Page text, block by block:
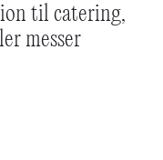
til catering,
messer